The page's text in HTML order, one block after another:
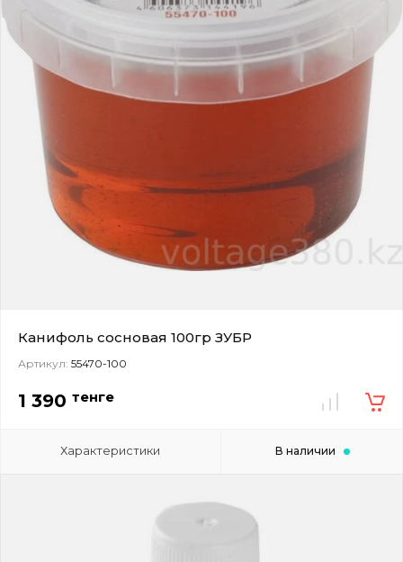
Канифоль сосновая 100гр ЗУБР
Артикул: 55470-100
1 390 тенге
Характеристики В наличии